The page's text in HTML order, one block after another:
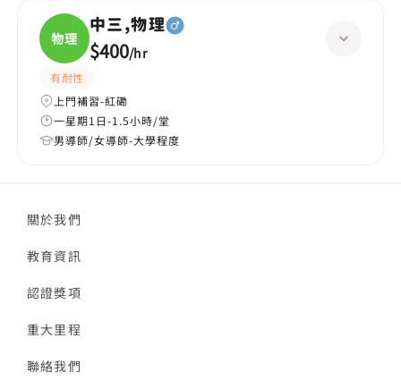
物理
中三,物理
$400/hr
有耐性
上門補習-紅磡
一星期1日-1.5小時/堂
男導師/女導師-大學程度
關於我們
教育資訊
認證獎項
重大里程
聯絡我們